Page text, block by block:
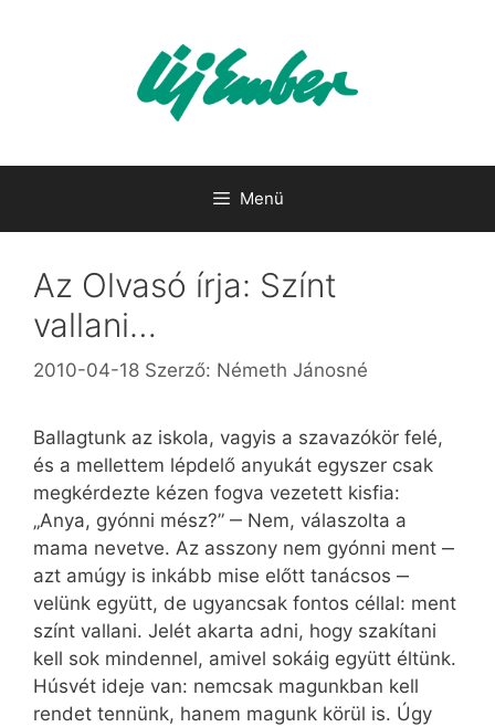
Menü
Az Olvasó írja: Színt
vallani…
2010-04-18 Szerző: Németh Jánosné
Ballagtunk az iskola, vagyis a szavazókör felé,
és a mellettem lépdelő anyukát egyszer csak
megkérdezte kézen fogva vezetett kisfia:
„Anya, gyónni mész?” ‒ Nem, válaszolta a
mama nevetve. Az asszony nem gyónni ment ‒
azt amúgy is inkább mise előtt tanácsos ‒
velünk együtt, de ugyancsak fontos céllal: ment
színt vallani. Jelét akarta adni, hogy szakítani
kell sok mindennel, amivel sokáig együtt éltünk.
Húsvét ideje van: nemcsak magunkban kell
rendet tennünk, hanem magunk körül is. Úgy